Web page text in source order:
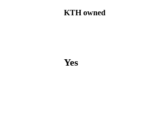
KTH owned
Yes